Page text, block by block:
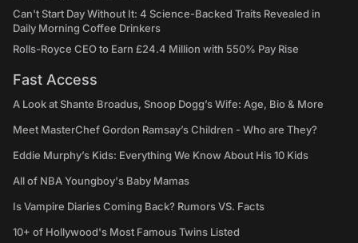
Can't Start Day Without It: 4 Science-Backed Traits Revealed in
Daily Morning Coffee Drinkers
Rolls-Royce CEO to Earn £24.4 Million with 550% Pay Rise
Fast Access
A Look at Shante Broadus, Snoop Dogg’s Wife: Age, Bio & More
Meet MasterChef Gordon Ramsay’s Children - Who are They?
Eddie Murphy’s Kids: Everything We Know About His 10 Kids
All of NBA Youngboy's Baby Mamas
Is Vampire Diaries Coming Back? Rumors VS. Facts
10+ of Hollywood's Most Famous Twins Listed